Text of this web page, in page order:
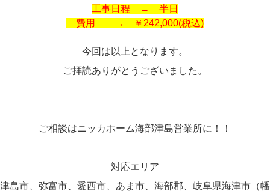
工事日程 → 半日
費用 → ￥242,000(税込)
今回は以上となります。
ご拝読ありがとうございました。
ご相談はニッカホーム海部津島営業所に！！
対応エリア
津島市、弥富市、愛西市、あま市、海部郡、岐阜県海津市（幡